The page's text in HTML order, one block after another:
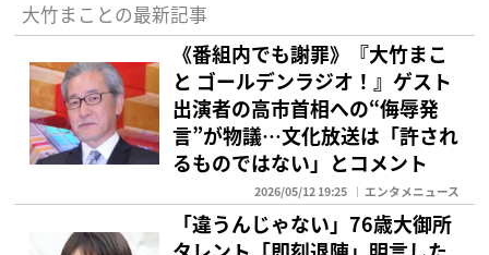
大竹まことの最新記事
《番組内でも謝罪》『大竹まこ
と ゴールデンラジオ！』ゲスト
出演者の高市首相への“侮辱発
言”が物議…文化放送は「許され
るものではない」とコメント
2026/05/12 19:25 エンタメニュース
「違うんじゃない」76歳大御所